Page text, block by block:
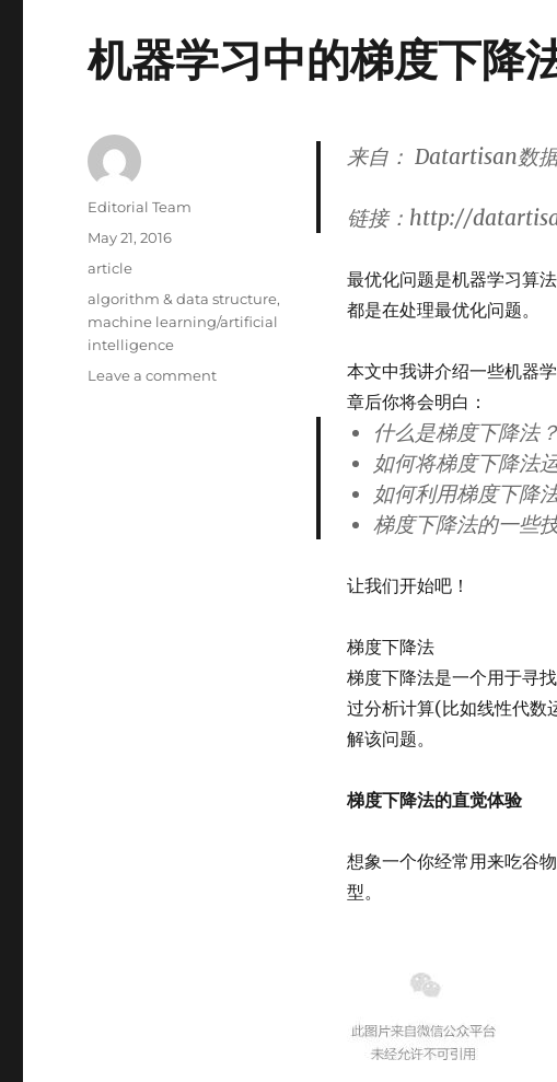
机器学习中的梯度下降
来自： Datartisan数
链接：http://
最优化问题是机器学习算
都是在处理最优化问题。
本文中我讲介绍一些机器
章后你将会明白：
什么是梯度下降法？
如何将梯度下降法
如何利用梯度下降
梯度下降法的一些
让我们开始吧！
梯度下降法
梯度下降法是一个用于寻
过分析计算(比如线性代数
解该问题。
梯度下降法的直觉体验
想象一个你经常用来吃谷
型。
Author
Editorial Team
Posted
May 21, 2016
Categories
article
Tags
algorithm & data structure,
machine learning/artificial
intelligence
Leave a commenton